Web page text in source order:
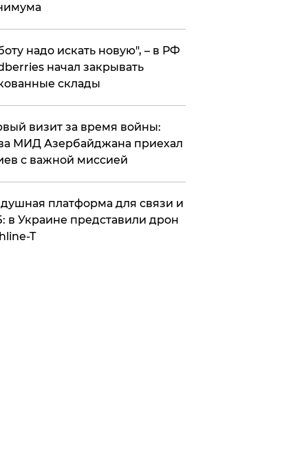
надо искать новую", – в РФ
начал закрывать
склады
визит за время войны:
МИД Азербайджана приехал
с важной миссией
платформа для связи и
в Украине представили дрон
T